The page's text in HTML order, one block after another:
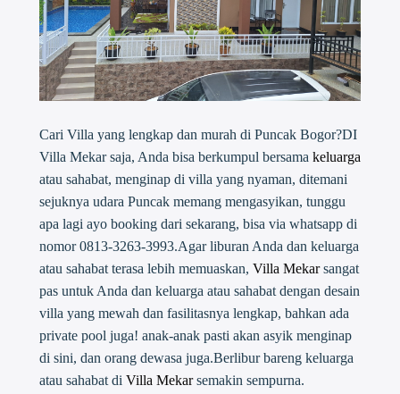
Cari Villa yang lengkap dan murah di Puncak Bogor?DI
Villa Mekar saja, Anda bisa berkumpul bersama keluarga
atau sahabat, menginap di villa yang nyaman, ditemani
sejuknya udara Puncak memang mengasyikan, tunggu
apa lagi ayo booking dari sekarang, bisa via whatsapp di
nomor 0813-3263-3993.Agar liburan Anda dan keluarga
atau sahabat terasa lebih memuaskan, Villa Mekarsangat
pas untuk Anda dan keluarga atau sahabat dengan desain
villa yang mewah dan fasilitasnya lengkap, bahkan ada
private pool juga! anak-anak pasti akan asyik menginap
di sini, dan orang dewasa juga.Berlibur bareng keluarga
atau sahabat di Villa Mekarsemakin sempurna.